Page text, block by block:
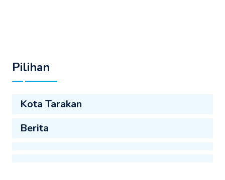
Pilihan
Kota Tarakan
Berita